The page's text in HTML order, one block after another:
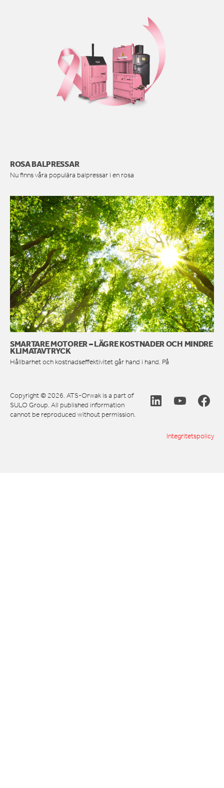
ROSA BALPRESSAR
Nu finns våra populära balpressar i en rosa
SMARTARE MOTORER – LÄGRE KOSTNADER OCH MINDRE
KLIMATAVTRYCK
Hållbarhet och kostnadseffektivitet går hand i hand. På
Copyright © 2026. ATS-Orwak is a part of
SULO Group. All published information
cannot be reproduced without permission.
Integritetspolicy